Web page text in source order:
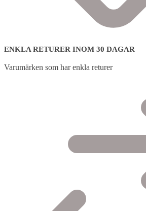
ENKLA RETURER INOM 30 DAGAR
Varumärken som har enkla returer